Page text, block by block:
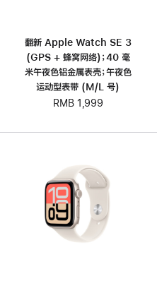
翻新 Apple Watch SE 3
(GPS + 蜂窝网络)；40 毫
米午夜色铝金属表壳；午夜色
运动型表带 (M/L 号)
RMB 1,999